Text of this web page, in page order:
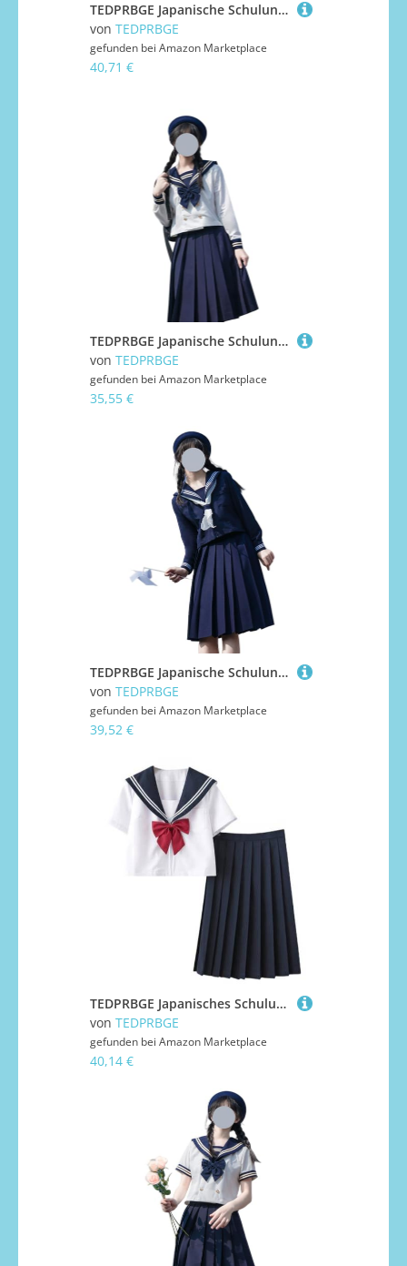
TEDPRBGE Japanische Schuluniform-Kostüm, Matrosenuniform, JK, Hemden, Uniform, Anime, Cosplay, Kostüme für Damen (Blau, lange Ärmel + Rock, 80 cm, XL)
von TEDPRBGE
gefunden bei Amazon Marketplace
40,71 €
TEDPRBGE Japanische Schuluniform-Kostüm, Matrosenuniform, JK, Hemden, Uniform, Anime, Cosplay, Kostüme für Damen, Blau, 43 cm, langärmelig, Größe S
von TEDPRBGE
gefunden bei Amazon Marketplace
35,55 €
TEDPRBGE Japanische Schuluniform-Kostüm, Matrosenuniform, JK, Hemden, Uniform, Anime, Cosplay, Kostüme für Damen (Blau, lange Ärmel + Rock, 60 cm, M)
von TEDPRBGE
gefunden bei Amazon Marketplace
39,52 €
TEDPRBGE Japanisches Schuluniform-Kostüm, JK, Matrosenuniform, Faltenrock, JK, Matrosenhemd, Anime, Cosplay-Kostüm für Damen (kurzärmelig, 65 cm Rock, Größe 2XL)
von TEDPRBGE
gefunden bei Amazon Marketplace
40,14 €